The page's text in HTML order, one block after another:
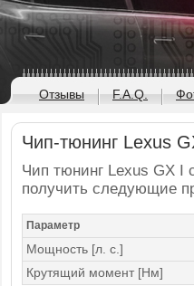
Отзывы F.A.Q.
Чип-тюнинг Lexus
Чип тюнинг Lexus GX I
получить следующие
Параметр
Мощность [л. с.]
Крутящий момент [Нм]